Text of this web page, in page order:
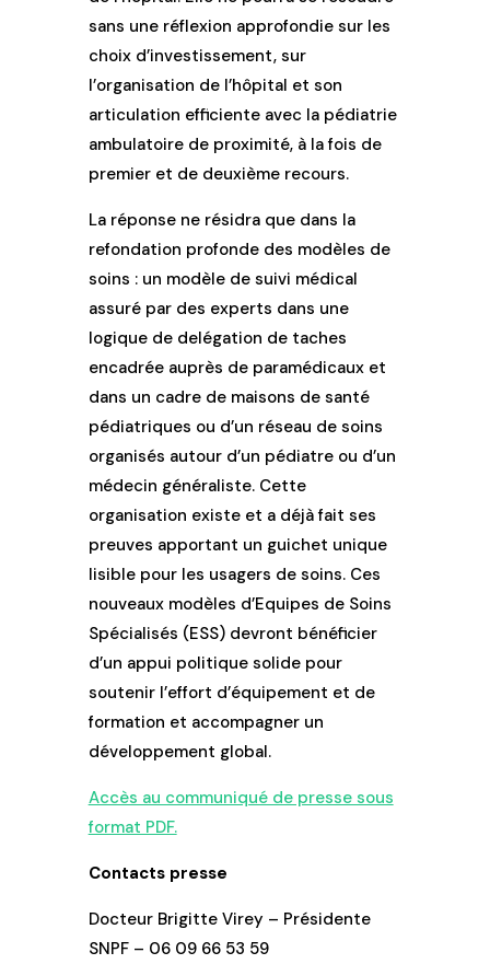
sans une réflexion approfondie sur les
choix d’investissement, sur
l’organisation de l’hôpital et son
articulation efficiente avec la pédiatrie
ambulatoire de proximité, à la fois de
premier et de deuxième recours.
La réponse ne résidra que dans la
refondation profonde des modèles de
soins : un modèle de suivi médical
assuré par des experts dans une
logique de delégation de taches
encadrée auprès de paramédicaux et
dans un cadre de maisons de santé
pédiatriques ou d’un réseau de soins
organisés autour d’un pédiatre ou d’un
médecin généraliste. Cette
organisation existe et a déjà fait ses
preuves apportant un guichet unique
lisible pour les usagers de soins. Ces
nouveaux modèles d’Equipes de Soins
Spécialisés (ESS) devront bénéficier
d’un appui politique solide pour
soutenir l’effort d’équipement et de
formation et accompagner un
développement global.
Accès au communiqué de presse sous
format PDF.
Contacts presse
Docteur Brigitte Virey – Présidente
SNPF – 06 09 66 53 59